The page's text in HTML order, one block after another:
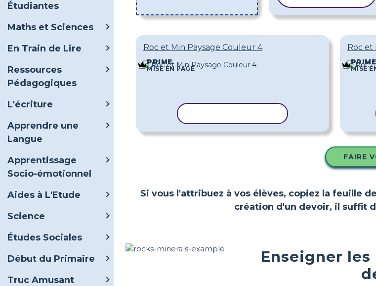
Étudiantes
Maths et Sciences
En Train de Lire
Ressources
Pédagogiques
L'écriture
Apprendre une
Langue
Apprentissage
Socio-émotionnel
Aides à L'Etude
Science
Études Sociales
Début du Primaire
Truc Amusant
Roc et Min Paysage Couleur 4
PRIME
MISE EN PAGE
Roc et
PRIME
MISE
FAIRE
Si vous l'attribuez à vos élèves, copiez la feuille
création d'un devoir, il suffit
Enseigner